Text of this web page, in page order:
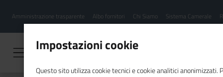
contenuto
Menu
hamburgher
Amministrazione trasparente Albo fornitori Chi Siamo Sistema Camerale
Impostazioni cookie
Questo sito utilizza cookie tecnici e cookie analitici anonimizzati.